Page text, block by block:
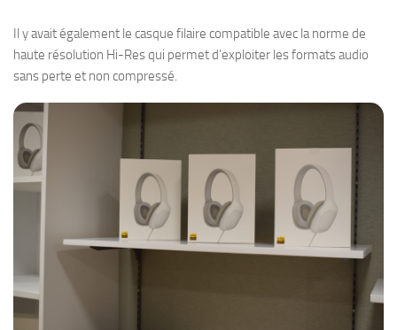
Il y avait également le casque filaire compatible avec la norme de
haute résolution Hi-Res qui permet d’exploiter les formats audio
sans perte et non compressé.